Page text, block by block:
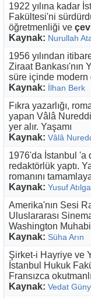
1922 yılına kadar
Fakültesi'ni
öğretmenliği ve
Kaynak: Nurullah
1956 yılından
Ziraat Bankası'nın
süre içinde modern
Kaynak: İlhan Berk
Fıkra yazarlığı,
yapan Vâlâ
yer alır. Yaşamı
Kaynak: Vâlâ
1976'da İstanbul 'a
redaktörlük yaptı.
romanını
Kaynak: Yusuf
Amerika'nın Sesi
Uluslararası
Washington
Kaynak: Süha Arın
Şirket-i Hayriye ve
İstanbul Hukuk
Fransızca
Kaynak: Vedat